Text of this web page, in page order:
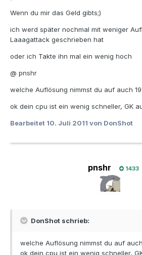
Wenn du mir das Geld gibts;)
ich werd später nochmal mit weniger
Laaagattack geschrieben hat
oder ich Takte ihn mal ein wenig hoch
@ pnshr
welche Auflösung nimmst du auf auch
ok dein cpu ist ein wenig schneller, GK
Bearbeitet 10. Juli 2011 von DonShot
pnshr 1433
DonShot schrieb:
welche Auflösung nimmst du auf
ok dein cpu ist ein wenig schneller,